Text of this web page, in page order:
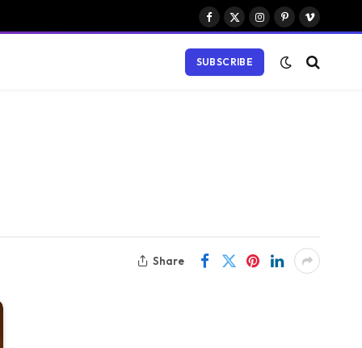
Facebook
X
Instagram
PinterestVimeo
SUBSCRIBE
Share